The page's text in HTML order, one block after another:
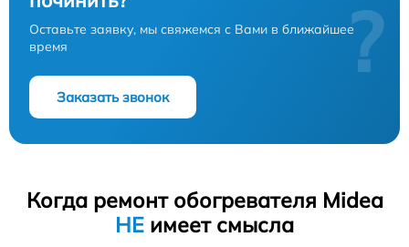
Оставьте заявку, мы свяжемся с Вами в ближайшее
время
Заказать звонок
?
Когда ремонт обогревателя Midea
НЕ имеет смысла